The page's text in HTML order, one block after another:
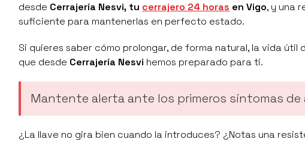
desde Cerrajería Nesvi, tu cerrajero 24 horas en Vigo, y una
suficiente para mantenerlas en perfecto estado.
Si quieres saber cómo prolongar, de forma natural, la vida
que desde Cerrajería Nesvi hemos preparado para ti.
Mantente alerta ante los primeros síntomas de
¿La llave no gira bien cuando la introduces? ¿Notas una